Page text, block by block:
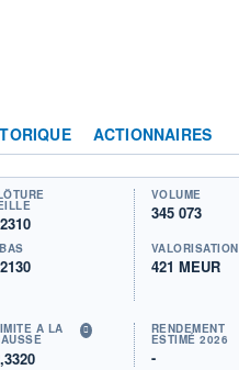
ACTIONNAIRES
VOLUME
345 073
VALORISATION
421 MEUR
À LA RENDEMENT
ESTIMÉ 2026
-